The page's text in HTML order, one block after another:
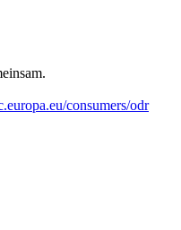
consumers/odr